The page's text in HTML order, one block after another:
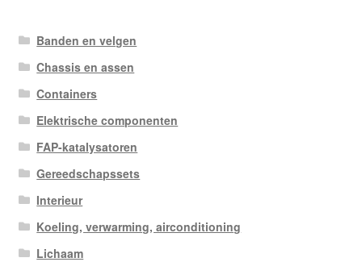
Banden en velgen
Chassis en assen
Containers
Elektrische componenten
FAP-katalysatoren
Gereedschapssets
Interieur
Koeling, verwarming, airconditioning
Lichaam